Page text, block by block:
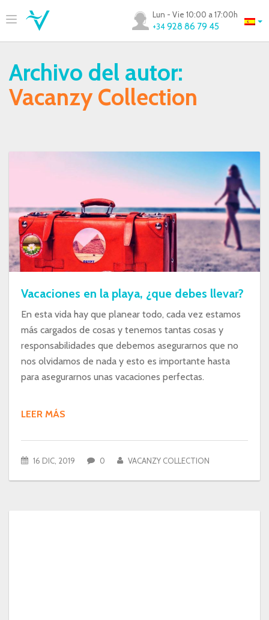
Lun - Vie 10:00 a 17:00h
+34 928 86 79 45
Archivo del autor:
Vacanzy Collection
Vacaciones en la playa, ¿que debes llevar?
En esta vida hay que planear todo, cada vez estamos
más cargados de cosas y tenemos tantas cosas y
responsabilidades que debemos asegurarnos que no
nos olvidamos de nada y esto es importante hasta
para asegurarnos unas vacaciones perfectas.
LEER MÁS
16 DIC, 2019 0 VACANZY COLLECTION